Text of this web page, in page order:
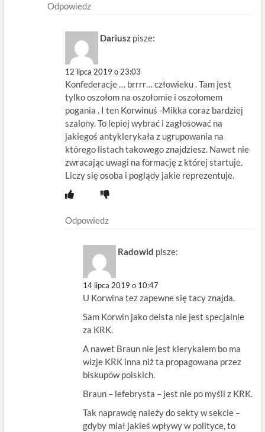
Odpowiedz
Dariusz pisze:
12 lipca 2019 o 23:03
Konfederacje … brrrr… człowieku . Tam jest
tylko oszołom na oszołomie i oszołomem
pogania . I ten Korwinuś -Mikka coraz bardziej
szalony. To lepiej wybrać i zagłosować na
jakiegoś antyklerykała z ugrupowania na
którego listach takowego znajdziesz. Nawet nie
zwracając uwagi na formację z której startuje.
Liczy się osoba i poglądy jakie reprezentuje.
Odpowiedz
Radowid pisze:
14 lipca 2019 o 10:47
U Korwina tez zapewne się tacy znajda.
Sam Korwin jako deista nie jest specjalnie
za KRK.
A nawet Braun nie jest klerykalem bo ma
wizje KRK inna niż ta propagowana przez
biskupów polskich.
Braun – lefebrysta – jest nie po myśli z KRK.
Tak naprawdę należy do sekty w sekcie –
gdyby miał jakieś wpływy w polityce, to